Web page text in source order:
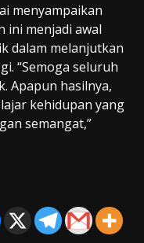
menyampaikan
ini menjadi awal
dalam melanjutkan
“Semoga seluruh
Apapun hasilnya,
kehidupan yang
semangat,”